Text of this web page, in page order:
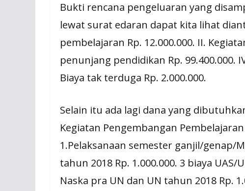
Bukti rencana pengeluaran yang
lewat surat edaran dapat kita lihat
pembelajaran Rp. 12.000.000. II.
penunjang pendidikan Rp. 99.400.000.
Biaya tak terduga Rp. 2.000.000.
Selain itu ada lagi dana yang
Kegiatan Pengembangan
1.Pelaksanaan semester ganjil/genap/
tahun 2018 Rp. 1.000.000. 3 biaya UAS/
Naska pra UN dan UN tahun 2018 Rp.